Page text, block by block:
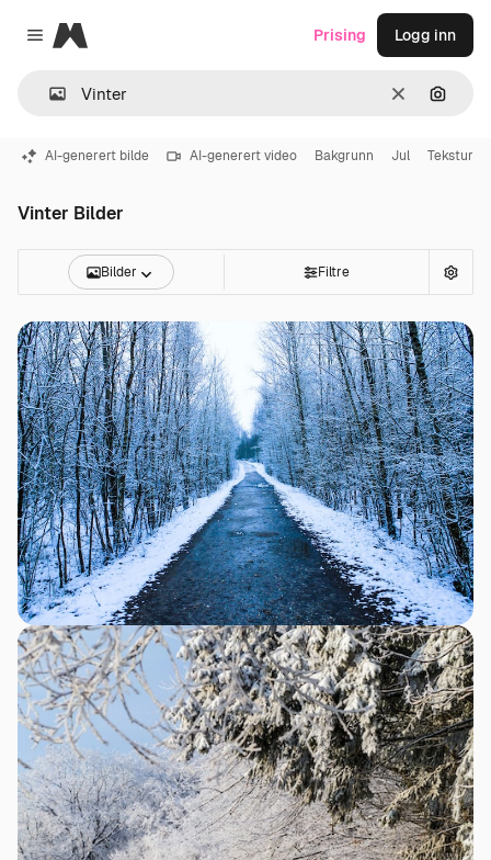
Close menu
Magnific
Slett Søk
Prising Logg inn
AI-generert bilde AI-generert video Bakgrunn Jul Tekstur
Vinter Bilder
Bilder Filtre